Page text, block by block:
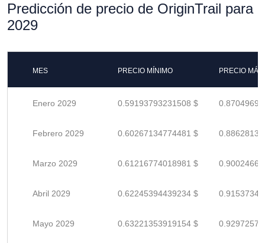
Predicción de precio de OriginTrail para
2029
MES PRECIO MÍNIMO PRECIO
Enero 2029 0.59193793231508 $
Febrero 2029 0.60267134774481 $
Marzo 2029 0.61216774018981 $
Abril 2029 0.62245394439234 $
Mayo 2029 0.63221353919154 $